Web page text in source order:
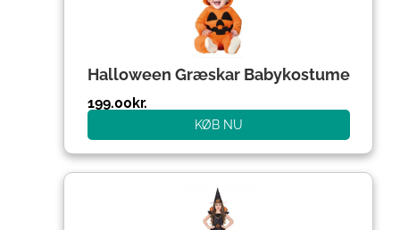
Halloween Græskar Babykostume
199.00kr.
KØB NU